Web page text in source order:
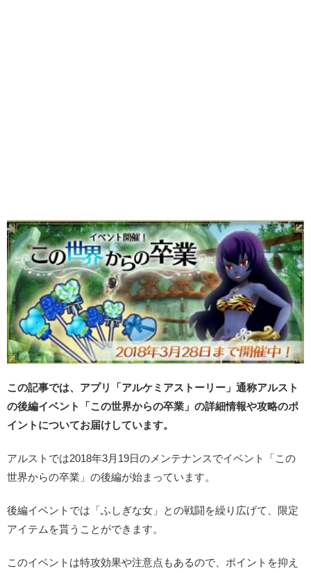
この記事では、アプリ「アルケミアストーリー」通称アルスト
の後編イベント「この世界からの卒業」の詳細情報や攻略のポ
イントについてお届けしています。
アルストでは2018年3月19日のメンテナンスでイベント「この
世界からの卒業」の後編が始まっています。
後編イベントでは「ふしぎな女」との戦闘を繰り広げて、限定
アイテムを貰うことができます。
このイベントは特攻効果や注意点もあるので、ポイントを抑え